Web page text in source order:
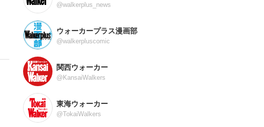
@walkerplus_news
ウォーカープラス漫画部
@walkerpluscomic
関西ウォーカー
@KansaiWalkers
東海ウォーカー
@TokaiWalkers